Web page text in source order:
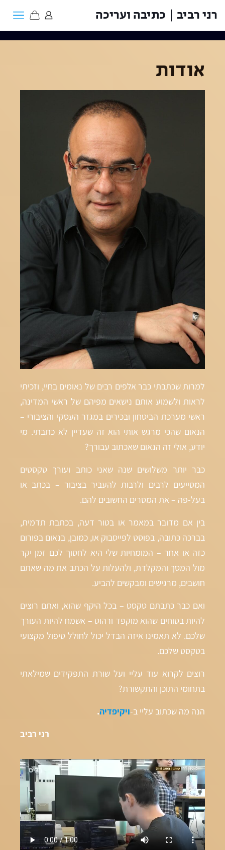
רני רביב | כתיבה ועריכה
אודות
למרות שכתבתי כבר אלפים רבים של נאומים בחיי, וזכיתי
לראות ולשמוע אותם נישאים מפיהם של ראשי המדינה,
ראשי מערכת הביטחון ובכירים במגזר העסקי והציבורי –
הנאום שהכי מרגש אותי הוא זה שעדיין לא כתבתי. מי
יודע, אולי זה הנאום שאכתוב עבורך?
כבר יותר משלושים שנה שאני כותב ועורך טקסטים
המסייעים לרבים ולרבות להעביר בציבור – בכתב או
בעל-פה – את המסרים החשובים להם.
בין אם מדובר במאמר או בטור דעה, בכתבת תדמית,
בברכה כתובה, בפוסט לפייסבוק או, כמובן, בנאום בפורום
כזה או אחר – המומחיות שלי היא לחסוך לכם זמן יקר
מול המסך והמקלדת, ולהעלות על הכתב את מה שאתם
חושבים, מרגישים ומבקשים להביע.
ואם כבר כתבתם טקסט – בכל היקף שהוא, ואתם רוצים
להיות בטוחים שהוא מוקפד ורהוט – אשמח להיות העורך
שלכם. לא תאמינו איזה הבדל יכול לחולל טיפול מקצועי
בטקסט שלכם.
רוצים לקרוא עוד עליי ועל שורת התפקידים שמילאתי
בתחומי התוכן והתקשורת?
הנה מה שכתוב עליי ב-ויקיפדיה.
רני רביב